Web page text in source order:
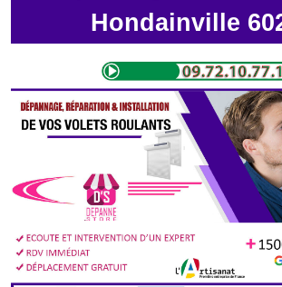
Hondainville